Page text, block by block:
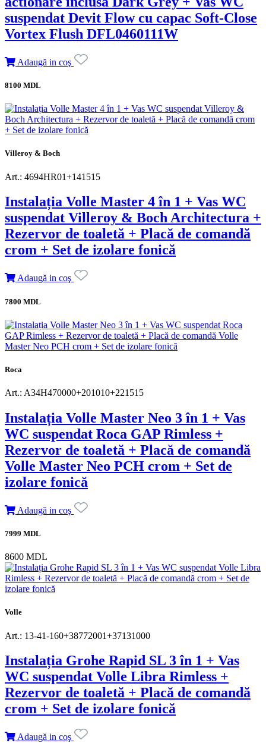
suspendat Devit Flow cu capac Soft-Close
Vortex Flush DFL0460111W
Adaugă in coş
8100 MDL
Villeroy & Boch
Art.: 4694HR01+141515
Instalația Volle Master 4 în 1 + Vas WC
suspendat Villeroy & Boch Architectura +
Rezervor de toaletă + Placă de comandă
crom + Set de izolare fonică
Adaugă in coş
7800 MDL
Roca
Art.: A34H470000+201010+221515
Instalația Volle Master Neo 3 în 1 + Vas
WC suspendat Roca GAP Rimless +
Rezervor de toaletă + Placă de comandă
Volle Master Neo PCH crom + Set de
izolare fonică
Adaugă in coş
7999 MDL
8600 MDL
Volle
Art.: 13-41-160+38772001+37131000
Instalația Grohe Rapid SL 3 în 1 + Vas
WC suspendat Volle Libra Rimless +
Rezervor de toaletă + Placă de comandă
crom + Set de izolare fonică
Adaugă in coş